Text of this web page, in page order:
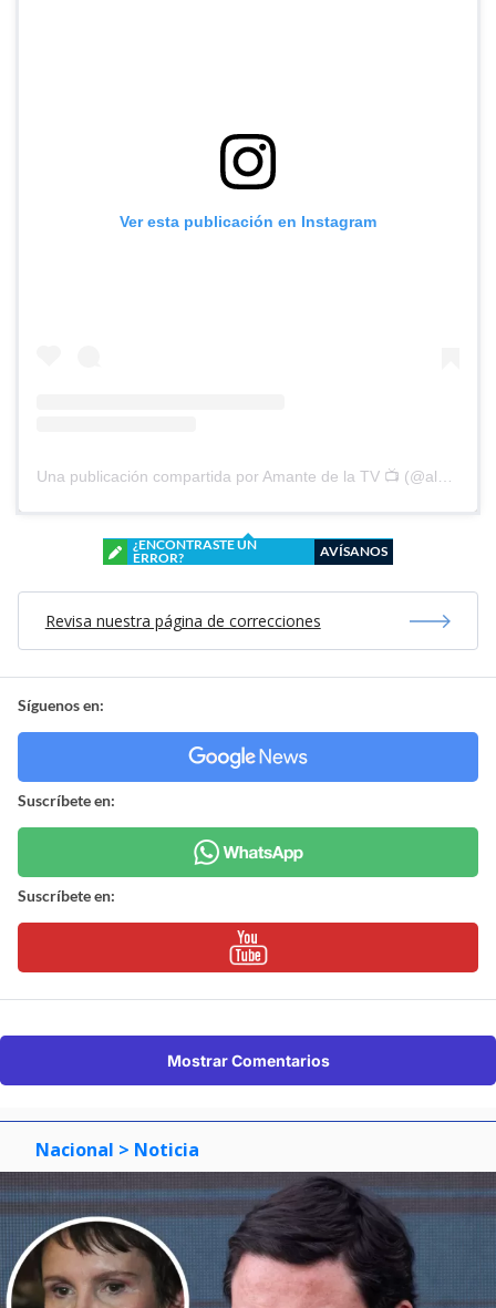
Ver esta publicación en Instagram
Una publicación compartida por Amante de la TV 📺 (@alguien_te_observa)
¿ENCONTRASTE UN
ERROR?
AVÍSANOS
Revisa nuestra página de correcciones
Síguenos en:
Suscríbete en:
Suscríbete en:
Mostrar Comentarios
Nacional > Noticia